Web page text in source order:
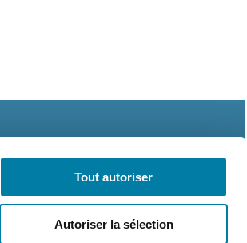
Tout autoriser
Autoriser la sélection